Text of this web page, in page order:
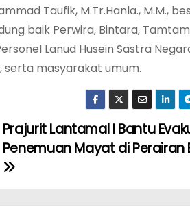
Taufik, M.Tr.Hanla., M.M.,
baik Perwira, Bintara,
Lanud Husein Sastra
serta masyarakat umum.
Prajurit Lantamal I Bantu
Penemuan Mayat di Perairan